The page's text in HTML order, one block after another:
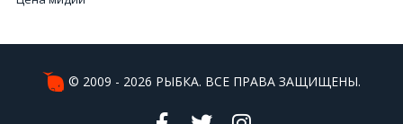
Цена мидии© 2009 - 2026 РЫБКА. ВСЕ ПРАВА ЗАЩИЩЕНЫ.